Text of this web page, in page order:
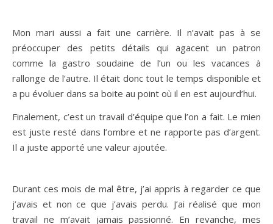
Mon mari aussi a fait une carrière. Il n’avait pas à se
préoccuper des petits détails qui agacent un patron
comme la gastro soudaine de l’un ou les vacances à
rallonge de l’autre. Il était donc tout le temps disponible et
a pu évoluer dans sa boite au point où il en est aujourd’hui.
Finalement, c’est un travail d’équipe que l’on a fait. Le mien
est juste resté dans l’ombre et ne rapporte pas d’argent.
Il a juste apporté une valeur ajoutée.
Durant ces mois de mal être, j’ai appris à regarder ce que
j’avais et non ce que j’avais perdu. J’ai réalisé que mon
travail ne m’avait jamais passionné. En revanche, mes